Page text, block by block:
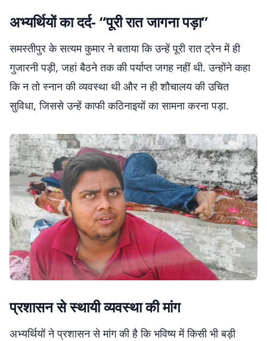
अभ्यर्थियों का दर्द- “पूरी रात जागना पड़ा”
समस्तीपुर के सत्यम कुमार ने बताया कि उन्हें पूरी रात ट्रेन में ही
गुजारनी पड़ी, जहां बैठने तक की पर्याप्त जगह नहीं थी. उन्होंने कहा
कि न तो स्नान की व्यवस्था थी और न ही शौचालय की उचित
सुविधा, जिससे उन्हें काफी कठिनाइयों का सामना करना पड़ा.
प्रशासन से स्थायी व्यवस्था की मांग
अभ्यर्थियों ने प्रशासन से मांग की है कि भविष्य में किसी भी बड़ी